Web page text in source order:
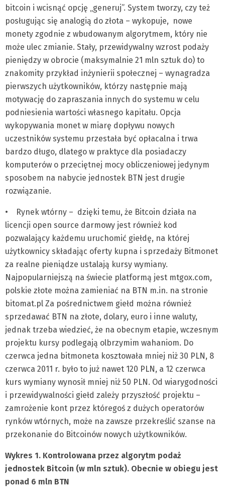
bitcoin i wcisnąć opcję „generuj”. System tworzy, czy też
posługując się analogią do złota – wykopuje, nowe
monety zgodnie z wbudowanym algorytmem, który nie
może ulec zmianie. Stały, przewidywalny wzrost podaży
pieniędzy w obrocie (maksymalnie 21 mln sztuk do) to
znakomity przykład inżynierii społecznej – wynagradza
pierwszych użytkowników, którzy następnie mają
motywację do zapraszania innych do systemu w celu
podniesienia wartości własnego kapitału. Opcja
wykopywania monet w miarę dopływu nowych
uczestników systemu przestała być opłacalna i trwa
bardzo długo, dlatego w praktyce dla posiadaczy
komputerów o przeciętnej mocy obliczeniowej jedynym
sposobem na nabycie jednostek BTN jest drugie
rozwiązanie.
• Rynek wtórny – dzięki temu, że Bitcoin działa na
licencji open source darmowy jest również kod
pozwalający każdemu uruchomić giełdę, na której
użytkownicy składając oferty kupna i sprzedaży Bitmonet
za realne pieniądze ustalają kursy wymiany.
Najpopularniejszą na świecie platformą jest mtgox.com,
polskie złote można zamieniać na BTN m.in. na stronie
bitomat.pl Za pośrednictwem giełd można również
sprzedawać BTN na złote, dolary, euro i inne waluty,
jednak trzeba wiedzieć, że na obecnym etapie, wczesnym
projektu kursy podlegają olbrzymim wahaniom. Do
czerwca jedna bitmoneta kosztowała mniej niż 30 PLN, 8
czerwca 2011 r. było to już nawet 120 PLN, a 12 czerwca
kurs wymiany wynosił mniej niż 50 PLN. Od wiarygodności
i przewidywalności giełd zależy przyszłość projektu –
zamrożenie kont przez któregoś z dużych operatorów
rynków wtórnych, może na zawsze przekreślić szanse na
przekonanie do Bitcoinów nowych użytkowników.
Wykres 1. Kontrolowana przez algorytm podaż
jednostek Bitcoin (w mln sztuk). Obecnie w obiegu jest
ponad 6 mln BTN